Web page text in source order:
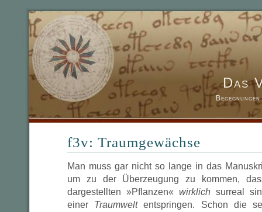
Das
f3v: Traumgewächse
Man muss gar nicht so lange in das
um zu der Überzeugung zu kommen,
dargestellten »Pflanzen« wirklich surreal
einer Traumweltentspringen. Schon die